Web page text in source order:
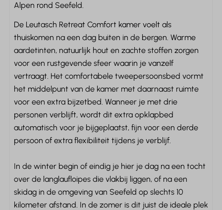
Slaapkamer
Inclusief beddengoed
Boxspringbedden
Televisie op de slaapkamer
Tweepersoonsbed: 1
Kledingkast
Kledinghangers: 10
Kledinghangers
Badkamer
Douche
Wastafel: 1
Handdoeken
Toilet
Alpen rond Seefeld.
De Leutasch Retreat Comfort kamer voelt als
thuiskomen na een dag buiten in de bergen. Warme
aardetinten, natuurlijk hout en zachte stoffen zorgen
voor een rustgevende sfeer waarin je vanzelf
vertraagt. Het comfortabele tweepersoonsbed vormt
het middelpunt van de kamer met daarnaast ruimte
voor een extra bijzetbed. Wanneer je met drie
personen verblijft, wordt dit extra opklapbed
automatisch voor je bijgeplaatst, fijn voor een derde
persoon of extra flexibiliteit tijdens je verblijf.
In de winter begin of eindig je hier je dag na een tocht
over de langlaufloipes die vlakbij liggen, of na een
skidag in de omgeving van Seefeld op slechts 10
kilometer afstand. In de zomer is dit juist de ideale plek